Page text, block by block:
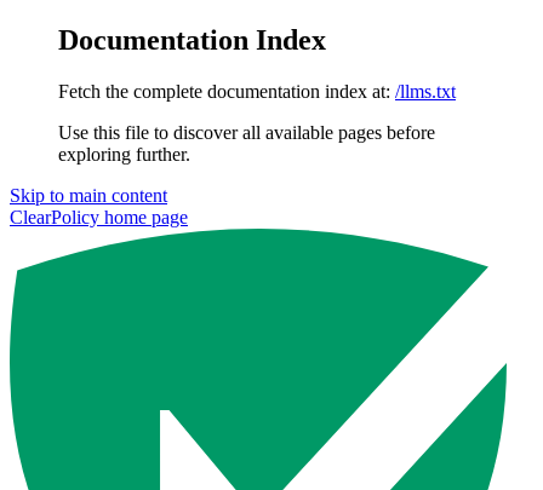
Documentation Index
Fetch the complete documentation index at: /llms.txt
Use this file to discover all available pages before
exploring further.
Skip to main content
ClearPolicy home page